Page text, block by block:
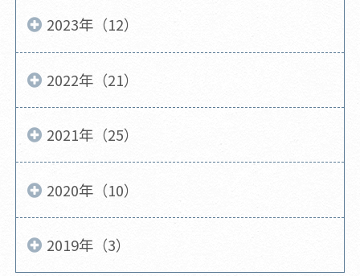
2023年（12）
2022年（21）
2021年（25）
2020年（10）
2019年（3）